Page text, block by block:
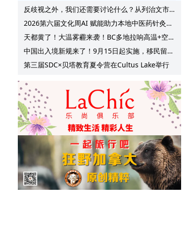
反歧视之外，我们还需要讨论什么？从列治文市
议会一项动议谈起
2026第六届文化周AI 赋能助力本地中医药针灸服
务提质升级
天都黄了！大温雾霾来袭！BC多地拉响高温+空气
质量预警 最高可达35°C！
中国出入境新规来了！9月15日起实施，移民留学
中介迎来最强监管！
第三届SDC×贝塔教育夏令营在Cultus Lake举行